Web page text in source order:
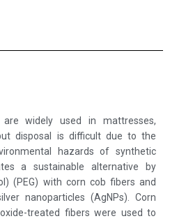
are widely used in mattresses,
disposal is difficult due to the
hazards of synthetic
a sustainable alternative by
(PEG) with corn cob fibers and
nanoparticles (AgNPs). Corn
treated fibers were used to